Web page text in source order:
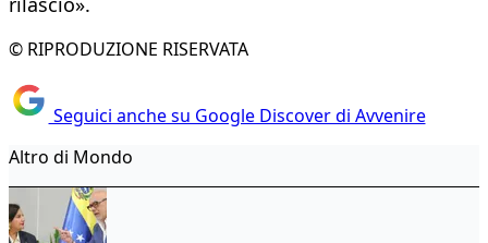
© RIPRODUZIONE RISERVATA
Seguici anche su Google Discover di Avvenire
Altro di Mondo